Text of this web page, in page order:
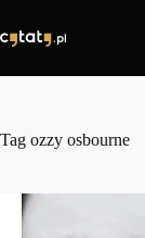
treści
Tag ozzy osbourne